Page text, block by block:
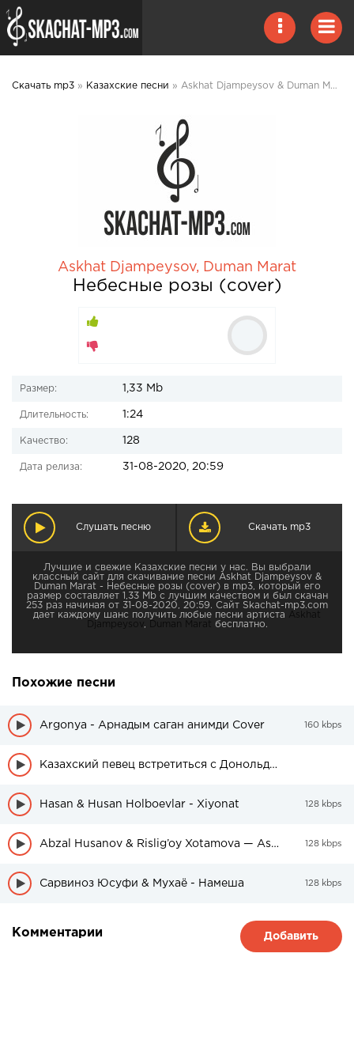
Скачать mp3 » Казахские песни » Askhat Djampeysov & Duman Marat - Небесные розы (cover) mp3 скачать
Askhat Djampeysov, Duman Marat
Небесные розы (cover)
Размер: 1,33 Mb
Длительность: 1:24
Качество: 128
Дата релиза: 31-08-2020, 20:59
Слушать песню Скачать mp3
Лучшие и свежие Казахские песни у нас. Вы выбрали
классный сайт для скачивание песни Askhat Djampeysov &
Duman Marat - Небесные розы (cover) в mp3, который его
размер составляет 1,33 Mb с лучшим качеством и был скачан
253 раз начиная от 31-08-2020, 20:59. Сайт Skachat-mp3.com
дает каждому шанс получить любые песни артиста
Askhat
Djampeysov
Duman Marat бесплатно.
Похожие песни
Argonya - Арнадым саган анимди Cover 160 kbps
Казахский певец встретиться с Донольдом Трампом в США
Hasan & Husan Holboevlar - Xiyonat 128 kbps
Abzal Husanov & Rislig’oy Xotamova — Asragil 128 kbps
Сарвиноз Юсуфи & Мухаё - Намеша 128 kbps
Комментарии Добавить